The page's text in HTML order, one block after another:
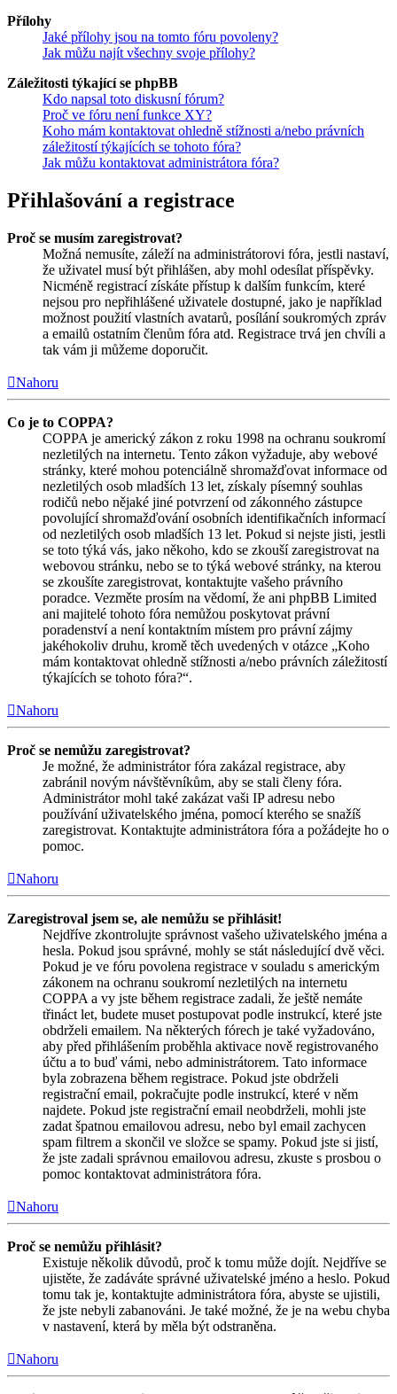
Přílohy
Jaké přílohy jsou na tomto fóru povoleny?
Jak můžu najít všechny svoje přílohy?
Záležitosti týkající se phpBB
Kdo napsal toto diskusní fórum?
Proč ve fóru není funkce XY?
Koho mám kontaktovat ohledně stížnosti a/nebo právních
záležitostí týkajících se tohoto fóra?
Jak můžu kontaktovat administrátora fóra?
Přihlašování a registrace
Proč se musím zaregistrovat?
Možná nemusíte, záleží na administrátorovi fóra, jestli nastaví,
že uživatel musí být přihlášen, aby mohl odesílat příspěvky.
Nicméně registrací získáte přístup k dalším funkcím, které
nejsou pro nepřihlášené uživatele dostupné, jako je například
možnost použití vlastních avatarů, posílání soukromých zpráv
a emailů ostatním členům fóra atd. Registrace trvá jen chvíli a
tak vám ji můžeme doporučit.
Nahoru
Co je to COPPA?
COPPA je americký zákon z roku 1998 na ochranu soukromí
nezletilých na internetu. Tento zákon vyžaduje, aby webové
stránky, které mohou potenciálně shromažďovat informace od
nezletilých osob mladších 13 let, získaly písemný souhlas
rodičů nebo nějaké jiné potvrzení od zákonného zástupce
povolující shromažďování osobních identifikačních informací
od nezletilých osob mladších 13 let. Pokud si nejste jisti, jestli
se toto týká vás, jako někoho, kdo se zkouší zaregistrovat na
webovou stránku, nebo se to týká webové stránky, na kterou
se zkoušíte zaregistrovat, kontaktujte vašeho právního
poradce. Vezměte prosím na vědomí, že ani phpBB Limited
ani majitelé tohoto fóra nemůžou poskytovat právní
poradenství a není kontaktním místem pro právní zájmy
jakéhokoliv druhu, kromě těch uvedených v otázce „Koho
mám kontaktovat ohledně stížnosti a/nebo právních záležitostí
týkajících se tohoto fóra?“.
Nahoru
Proč se nemůžu zaregistrovat?
Je možné, že administrátor fóra zakázal registrace, aby
zabránil novým návštěvníkům, aby se stali členy fóra.
Administrátor mohl také zakázat vaši IP adresu nebo
používání uživatelského jména, pomocí kterého se snažíš
zaregistrovat. Kontaktujte administrátora fóra a požádejte ho o
pomoc.
Nahoru
Zaregistroval jsem se, ale nemůžu se přihlásit!
Nejdříve zkontrolujte správnost vašeho uživatelského jména a
hesla. Pokud jsou správné, mohly se stát následující dvě věci.
Pokud je ve fóru povolena registrace v souladu s americkým
zákonem na ochranu soukromí nezletilých na internetu
COPPA a vy jste během registrace zadali, že ještě nemáte
třináct let, budete muset postupovat podle instrukcí, které jste
obdrželi emailem. Na některých fórech je také vyžadováno,
aby před přihlášením proběhla aktivace nově registrovaného
účtu a to buď vámi, nebo administrátorem. Tato informace
byla zobrazena během registrace. Pokud jste obdrželi
registrační email, pokračujte podle instrukcí, které v něm
najdete. Pokud jste registrační email neobdrželi, mohli jste
zadat špatnou emailovou adresu, nebo byl email zachycen
spam filtrem a skončil ve složce se spamy. Pokud jste si jistí,
že jste zadali správnou emailovou adresu, zkuste s prosbou o
pomoc kontaktovat administrátora fóra.
Nahoru
Proč se nemůžu přihlásit?
Existuje několik důvodů, proč k tomu může dojít. Nejdříve se
ujistěte, že zadáváte správné uživatelské jméno a heslo. Pokud
tomu tak je, kontaktujte administrátora fóra, abyste se ujistili,
že jste nebyli zabanováni. Je také možné, že je na webu chyba
v nastavení, která by měla být odstraněna.
Nahoru